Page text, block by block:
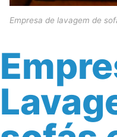
Empresa de lavagem de